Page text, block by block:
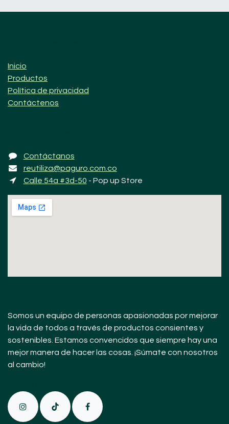
Inicio
Productos
Política de privacidad
Contáctenos
Contáctanos
reutiliza@paguro.com.co
Calle 54a #3d-50 - Pop up Store
Somos un equipo de personas apasionadas por mejorar
la vida de todos a través de productos consientes y
sostenibles. Estamos convencidos que siempre hay una
mejor manera de hacer las cosas. ¡Súmate con nosotros
al cambio!